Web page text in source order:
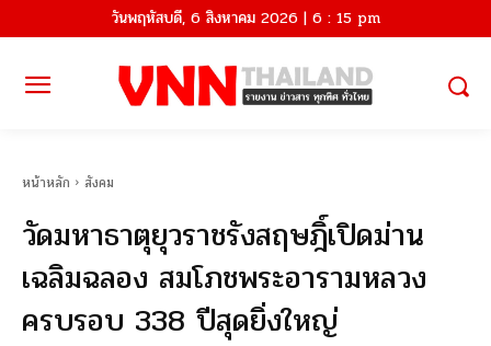
วันพฤหัสบดี, 6 สิงหาคม 2026 | 6 : 15 pm
หน้าหลัก สังคม
วัดมหาธาตุยุวราชรังสฤษฎิ์เปิดม่าน
เฉลิมฉลอง สมโภชพระอารามหลวง
ครบรอบ 338 ปีสุดยิ่งใหญ่